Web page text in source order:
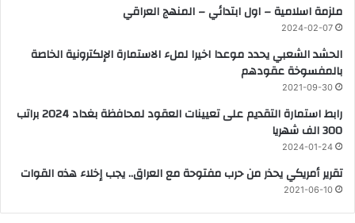
ملزمة اسلامية – اول ابتدائي – المنهج العراقي
2024-02-07
الحشد الشعبي يحدد موعدا اخيرا لملء الاستمارة الإلكترونية الخاصة
بالمفسوخة عقودهم
2021-09-30
رابط استمارة التقديم على تعيينات العقود لمحافظة بغداد 2024 براتب
300 الف شهريا
2024-01-24
تقرير أمريكي يحذر من حرب مفتوحة مع العراق.. يجب إخلاء هذه القوات
2021-06-10